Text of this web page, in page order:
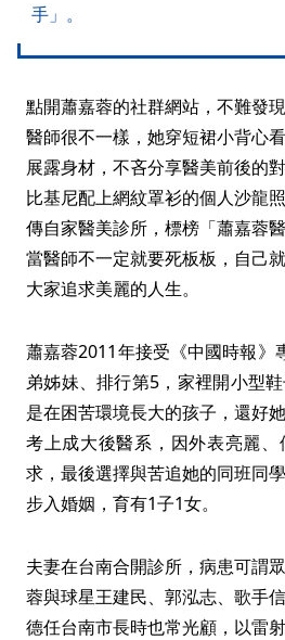
手」。
點開蕭嘉蓉的社群網站，不難發
醫師很不一樣，她穿短裙小背心
展露身材，不吝分享醫美前後的
比基尼配上網紋罩衫的個人沙龍
傳自家醫美診所，標榜「蕭嘉蓉
當醫師不一定就要死板板，自己
大家追求美麗的人生。
蕭嘉蓉2011年接受《中國時報》
弟姊妹、排行第5，家裡開小型
是在困苦環境長大的孩子，還好
考上成大後醫系，因外表亮麗
求，最後選擇與苦追她的同班同
步入婚姻，育有1子1女。
夫妻在台南合開診所，病患可謂
蓉與球星王建民、郭泓志、歌手
德任台南市長時也常光顧，以雷